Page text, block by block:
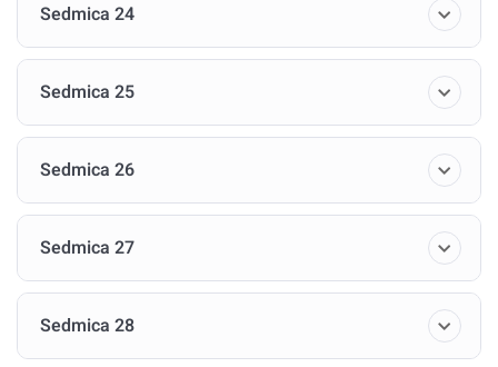
Sedmica 24
Sedmica 25
Sedmica 26
Sedmica 27
Sedmica 28